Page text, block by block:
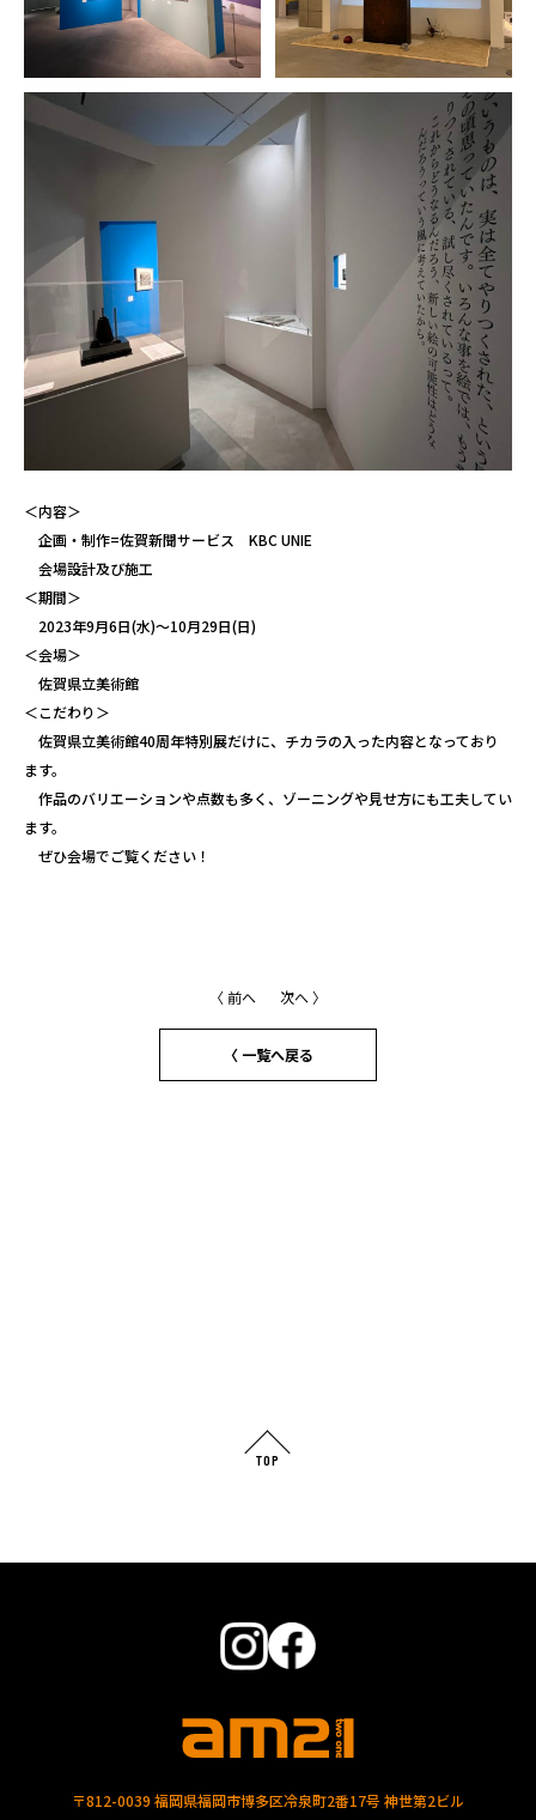
＜内容＞
企画・制作=佐賀新聞サービス KBC UNIE
会場設計及び施工
＜期間＞
2023年9月6日(水)～10月29日(日)
＜会場＞
佐賀県立美術館
＜こだわり＞
佐賀県立美術館40周年特別展だけに、チカラの入った内容となっており
ます。
作品のバリエーションや点数も多く、ゾーニングや見せ方にも工夫してい
ます。
ぜひ会場でご覧ください！
〈 前へ 次へ 〉
〈 一覧へ戻る
TOP
〒812-0039 福岡県福岡市博多区冷泉町2番17号 神世第2ビル